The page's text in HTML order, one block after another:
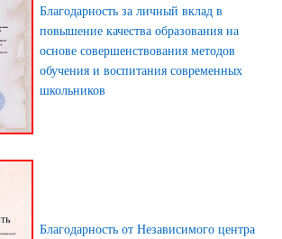
Благодарность за личный вклад в
повышение качества образования на
основе совершенствования методов
обучения и воспитания современных
школьников
Благодарность от Независимого центра